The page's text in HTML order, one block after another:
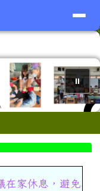
⏸
免不必要的外